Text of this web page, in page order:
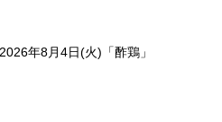
年8月4日(火)「酢鶏」